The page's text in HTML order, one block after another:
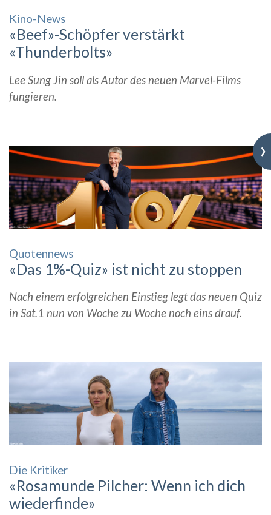
Kino-News
«Beef»-Schöpfer verstärkt
«Thunderbolts»
Lee Sung Jin soll als Autor des neuen Marvel-Films
fungieren.
Quotennews
«Das 1%-Quiz» ist nicht zu stoppen
Nach einem erfolgreichen Einstieg legt das neuen Quiz
in Sat.1 nun von Woche zu Woche noch eins drauf.
Die Kritiker
«Rosamunde Pilcher: Wenn ich dich
wiederfinde»
›